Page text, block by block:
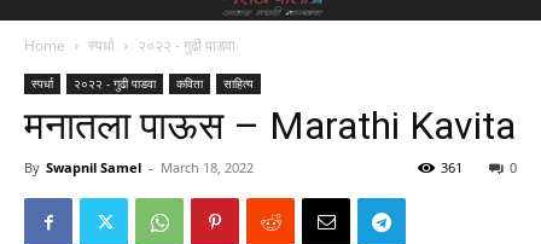
Home स्पर्धा २०२२ - गुढी पाडवा
स्पर्धा २०२२ - गुढी पाडवा कविता साहित्य
मनातला पाऊस – Marathi Kavita
By Swapnil Samel - March 18, 2022 0
361